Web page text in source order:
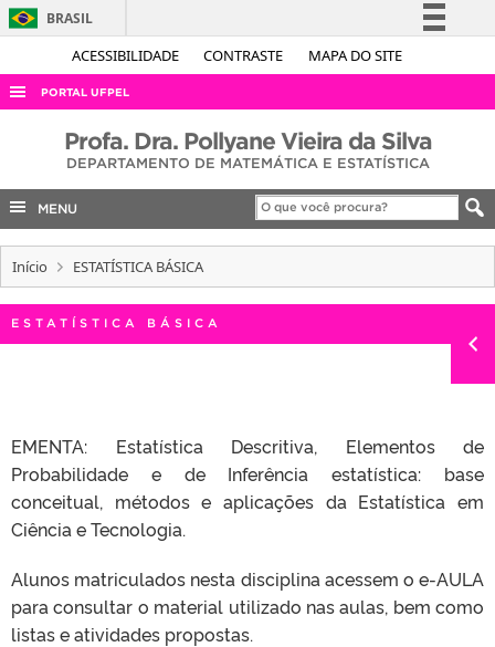
ACESSIBILIDADE CONTRASTE MAPA DO SITE
BRASIL
Simplifique!
Acesso à informação
Legislação
Canais
PORTAL UFPEL
ACESSO À INFORMAÇÃO
AUDITORIA
COBALTO
INTERNACIONAL
Profa. Dra. Pollyane Vieira da Silva
DEPARTAMENTO DE MATEMÁTICA E ESTATÍSTICA
MENU
Início ESTATÍSTICA BÁSICA
ESTATÍSTICA BÁSICA
EMENTA: Estatística Descritiva, Elementos de
Probabilidade e de Inferência estatística: base
conceitual, métodos e aplicações da Estatística em
Ciência e Tecnologia.
Alunos matriculados nesta disciplina acessem o e-AULA
para consultar o material utilizado nas aulas, bem como
listas e atividades propostas.